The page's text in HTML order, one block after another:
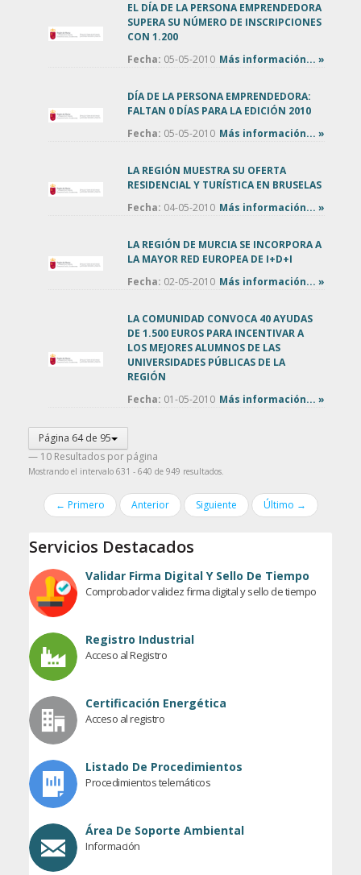
EL DÍA DE LA PERSONA EMPRENDEDORA
SUPERA SU NÚMERO DE INSCRIPCIONES
CON 1.200
Fecha: 05-05-2010 Más información... »
DÍA DE LA PERSONA EMPRENDEDORA:
FALTAN 0 DÍAS PARA LA EDICIÓN 2010
Fecha: 05-05-2010 Más información... »
LA REGIÓN MUESTRA SU OFERTA
RESIDENCIAL Y TURÍSTICA EN BRUSELAS
Fecha: 04-05-2010 Más información... »
LA REGIÓN DE MURCIA SE INCORPORA A
LA MAYOR RED EUROPEA DE I+D+I
Fecha: 02-05-2010 Más información... »
LA COMUNIDAD CONVOCA 40 AYUDAS
DE 1.500 EUROS PARA INCENTIVAR A
LOS MEJORES ALUMNOS DE LAS
UNIVERSIDADES PÚBLICAS DE LA
REGIÓN
Fecha: 01-05-2010 Más información... »
Página 64 de 95
— 10 Resultados por página
Mostrando el intervalo 631 - 640 de 949 resultados.
← Primero Anterior Siguiente Último →
Servicios Destacados
Validar Firma Digital Y Sello De Tiempo
Comprobador validez firma digital y sello de tiempo
Registro Industrial
Acceso al Registro
Certificación Energética
Acceso al registro
Listado De Procedimientos
Procedimientos telemáticos
Área De Soporte Ambiental
Información